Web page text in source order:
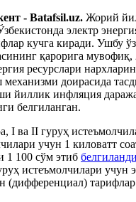
- Batafsil.uz. Жорий
электр
кучга киради. Ушбу
қарорига мувофиқ,
ресурслари
доирасида
йиллик инфляция
белгиланган.
I ва II гуруҳ
учун 1 киловатт
1 100 сўм этиб
истеъмолчилари учун
(дифференциал)